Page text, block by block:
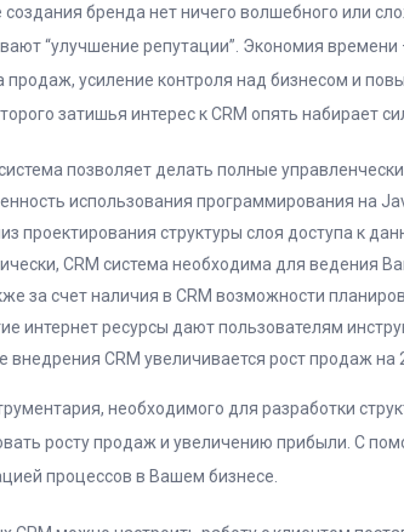
создания бренда нет ничего волшебного или
“улучшение репутации”. Экономия
продаж, усиление контроля над бизнесом и
затишья интерес к CRM опять набирает
позволяет делать полные
использования программирования на
проектирования структуры слоя доступа к
CRM система необходима для ведения
за счет наличия в CRM возможности
интернет ресурсы дают пользователям
внедрения CRM увеличивается рост продаж на
необходимого для разработки
росту продаж и увеличению прибыли. С
процессов в Вашем бизнесе.